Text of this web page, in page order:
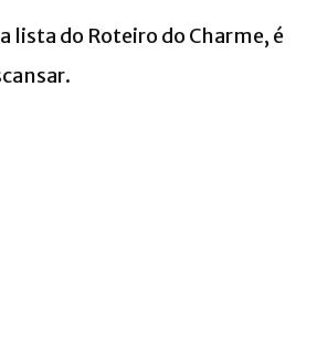
lista do Roteiro do Charme, é